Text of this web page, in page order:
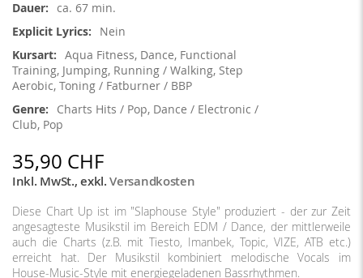
ca. 67 min.
Nein
Aqua Fitness, Dance, Functional
Training, Jumping, Running / Walking, Step
Aerobic, Toning / Fatburner / BBP
Charts Hits / Pop, Dance / Electronic /
Club, Pop
35,90 CHF
Inkl. MwSt.,exkl.Versandkosten
Diese Chart Up ist im "Slaphouse Style" produziert - der zur Zeit
angesagteste Musikstil im Bereich EDM / Dance, der mittlerweile
auch die Charts (z.B. mit Tiesto, Imanbek, Topic, VIZE, ATB etc.)
erreicht hat. Der Musikstil kombiniert melodische Vocals im
House-Music-Style mit energiegeladenen Bassrhythmen.